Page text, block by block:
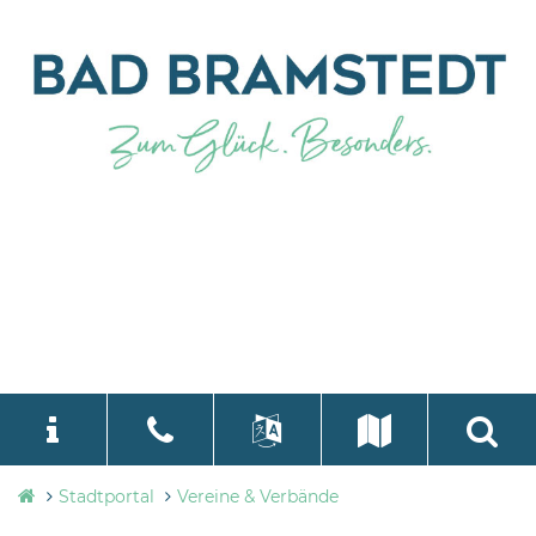
Stadtverwaltung
language
Select Language
Stadtportal Vereine & Verbände